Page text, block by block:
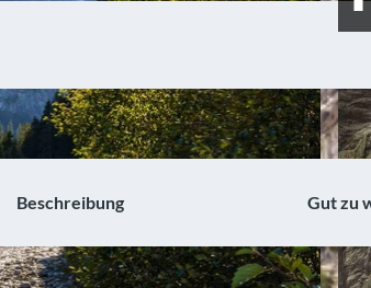
Beschreibung Gut zu